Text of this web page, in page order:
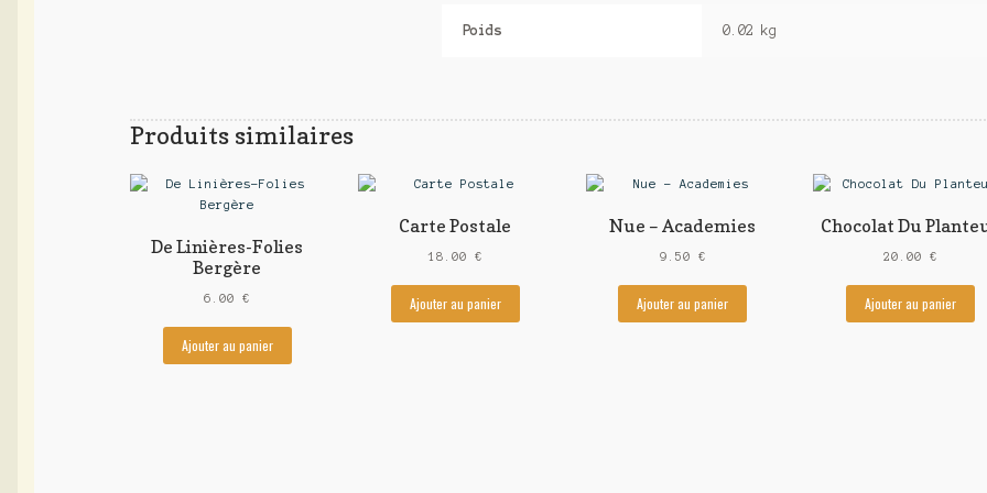
Poids 0.02 kg
Produits similaires
De Linières-Folies
Bergère
6.00€
Ajouter au panier
Carte Postale
18.00 €
Ajouter au panier
Nue – Academies
9.50 €
Ajouter au panier
Chocolat Du
20.00€
Ajouter au panier